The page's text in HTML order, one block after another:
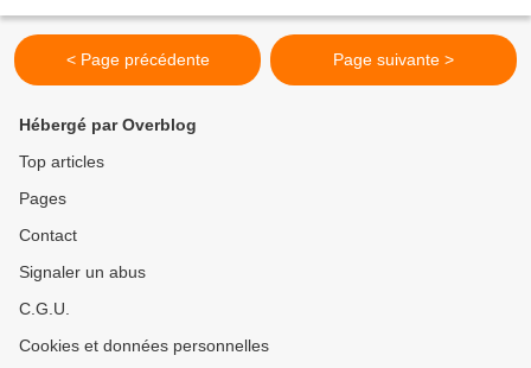
< Page précédente Page suivante >
Hébergé par Overblog
Top articles
Pages
Contact
Signaler un abus
C.G.U.
Cookies et données personnelles